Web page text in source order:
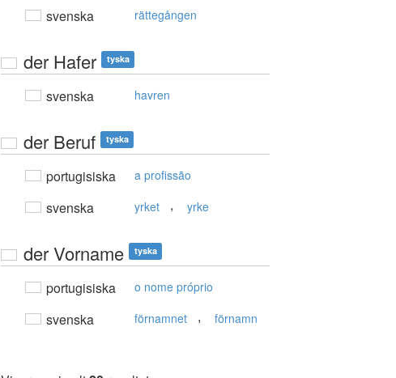
svenska rättegången
der Hafer tyska
svenska havren
der Beruf tyska
portugisiska a profissão
svenska yrket , yrke
der Vorname tyska
portugisiska o nome próprio
svenska förnamnet , förnamn